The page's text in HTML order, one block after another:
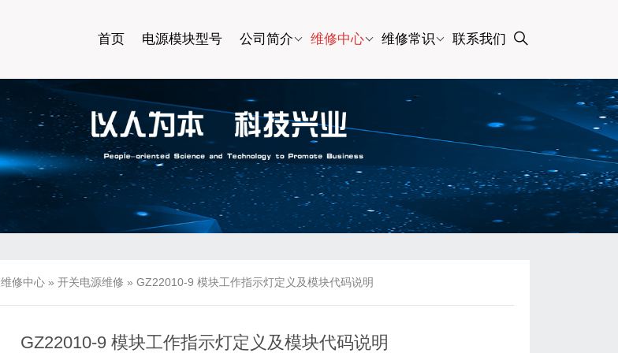
首页 电源模块型号 公司简介 维修中心 维修常识 联系我们
维修中心 » 开关电源维修 » GZ22010-9 模块工作指示灯定义及模块代码说明
GZ22010-9 模块工作指示灯定义及模块代码说明